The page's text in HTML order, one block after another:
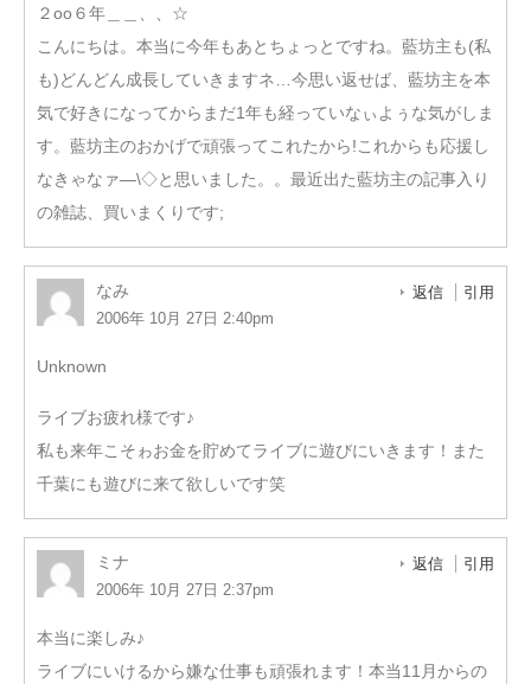
２оо６年＿＿、、☆
こんにちは。本当に今年もあとちょっとですね。藍坊主も(私
も)どんどん成長していきますネ…今思い返せば、藍坊主を本
気で好きになってからまだ1年も経っていなぃよぅな気がしま
す。藍坊主のおかげで頑張ってこれたから!これからも応援し
なきゃなァ―\◇と思いました。。最近出た藍坊主の記事入り
の雑誌、買いまくりです;
なみ
2006年 10月 27日 2:40pm
返信 引用
Unknown
ライブお疲れ様です♪
私も来年こそゎお金を貯めてライブに遊びにいきます！また
千葉にも遊びに来て欲しいです笑
ミナ
2006年 10月 27日 2:37pm
返信 引用
本当に楽しみ♪
ライブにいけるから嫌な仕事も頑張れます！本当11月からの